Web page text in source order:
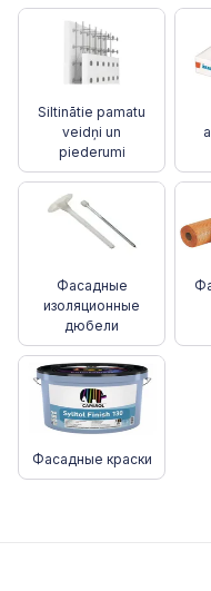
Siltinātie pamatu
veidņi un
piederumi
Фасадные
изоляционные
дюбели
Фасадные краски